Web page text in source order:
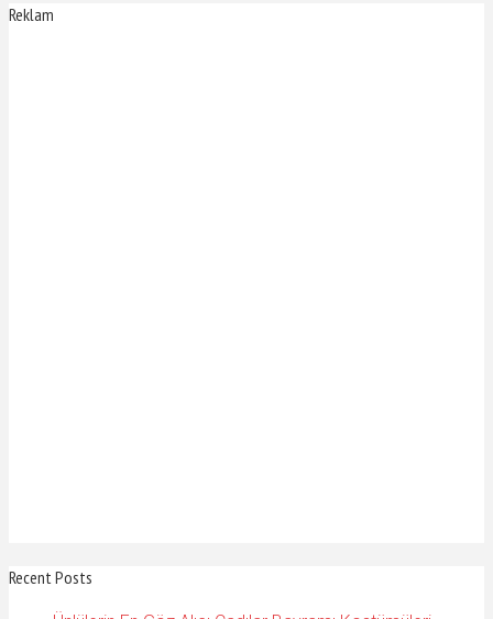
Reklam
Recent Posts